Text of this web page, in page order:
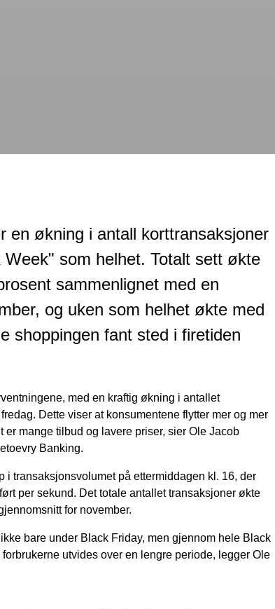
en økning i antall korttransaksjoner
som helhet. Totalt sett økte
sammenlignet med en
og uken som helhet økte med
shoppingen fant sted i firetiden
med en kraftig økning i antallet
Dette viser at konsumentene flytter mer og mer
mange tilbud og lavere priser, sier Ole Jacob
Banking.
i transaksjonsvolumet på ettermiddagen kl. 16, der
per sekund. Det totale antallet transaksjoner økte
for november.
bare under Black Friday, men gjennom hele Black
utvides over en lengre periode, legger Ole